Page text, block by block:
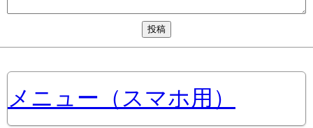
メニュー（スマホ用）